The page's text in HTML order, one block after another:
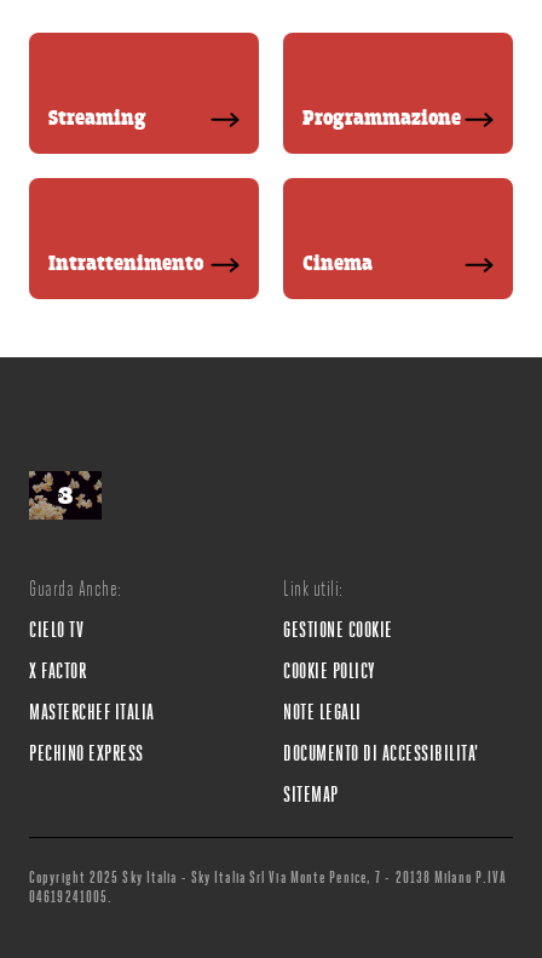
Streaming Programmazione
Intrattenimento Cinema
Guarda Anche:
CIELO TV
X FACTOR
MASTERCHEF ITALIA
PECHINO EXPRESS
Link utili:
GESTIONE COOKIE
COOKIE POLICY
NOTE LEGALI
DOCUMENTO DI ACCESSIBILITA'
SITEMAP
Copyright 2025 Sky Italia - Sky Italia Srl Via Monte Penice, 7 - 20138 Milano P.IVA
04619241005.